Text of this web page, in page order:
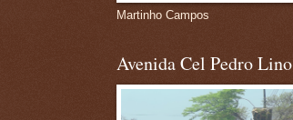
Martinho Campos
Avenida Cel Pedro Lino